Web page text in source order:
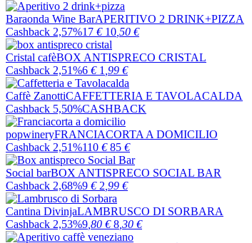
Baraonda Wine BarAPERITIVO 2 DRINK+PIZZA
Cashback 2,57%17 € 10 ,50 €
Cristal cafèBOX ANTISPRECO CRISTAL
Cashback 2,51%6 € 1 ,99 €
Caffè ZanottiCAFFETTERIA E TAVOLACALDA
Cashback 5,50%CASHBACK
popwineryFRANCIACORTA A DOMICILIO
Cashback 2,51%110 € 85 €
Social barBOX ANTISPRECO SOCIAL BAR
Cashback 2,68%9 € 2 ,99 €
Cantina DivinjaLAMBRUSCO DI SORBARA
Cashback 2,53%9 ,80 € 8 ,30 €